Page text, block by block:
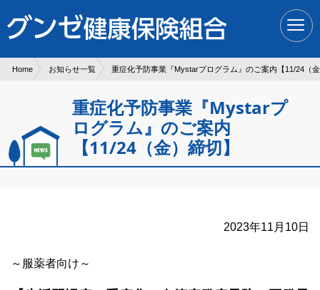
Home お知らせ一覧 重症化予防事業『Mystarプログラム』のご案内【11/24（
重症化予防事業『Mystarプ
ログラム』のご案内
【11/24（金）締切】
2023年11月10日
～服薬者向け～